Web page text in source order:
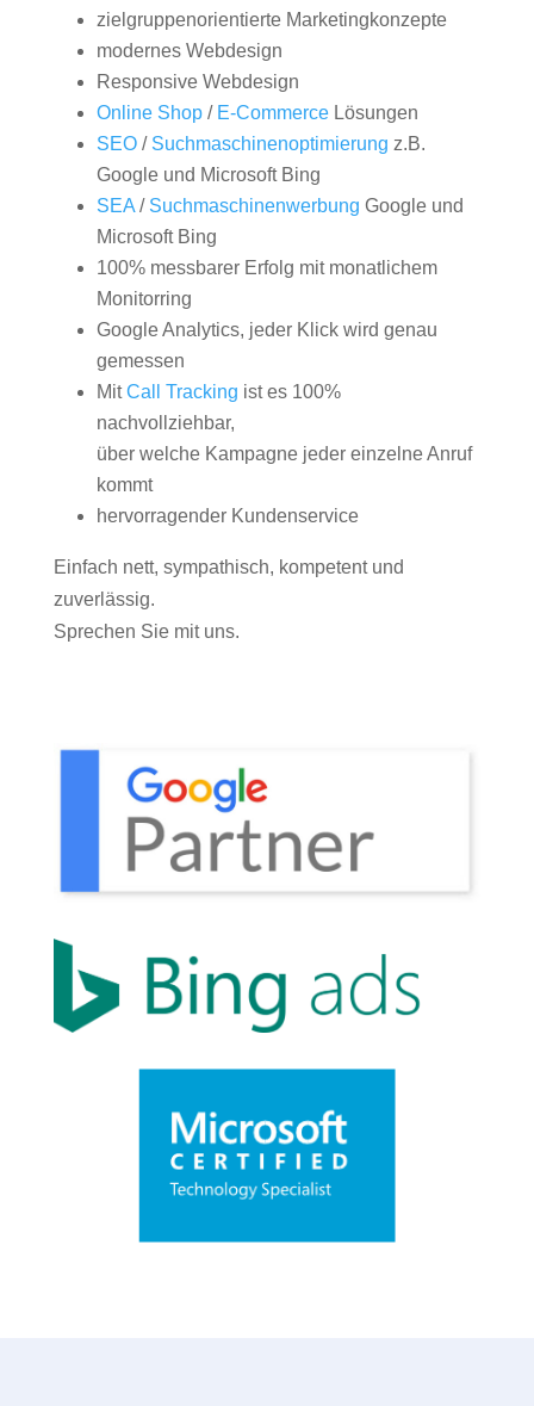
zielgruppenorientierte Marketingkonzepte
modernes Webdesign
Responsive Webdesign
Online Shop/ E-CommerceLösungen
SEO/ Suchmaschinenoptimierung z.B.
Google und Microsoft Bing
SEA/ Suchmaschinenwerbung Google und
Microsoft Bing
100% messbarer Erfolg mit monatlichem
Monitorring
Google Analytics, jeder Klick wird genau
gemessen
MitCall Tracking ist es 100%
nachvollziehbar,
über welche Kampagne jeder einzelne Anruf
kommt
hervorragender Kundenservice
Einfach nett, sympathisch, kompetent und
zuverlässig.
Sprechen Sie mit uns.